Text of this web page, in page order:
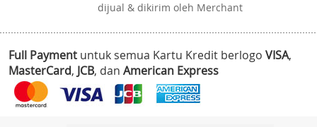
dijual & dikirim oleh Merchant
Full Payment untuk semua Kartu Kredit berlogo VISA,
MasterCard, JCB, dan American Express